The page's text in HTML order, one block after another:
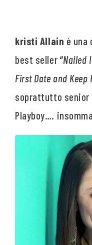
kristi Allain è una
best seller “Nailed
First Date and Keep
soprattutto senior
Playboy….